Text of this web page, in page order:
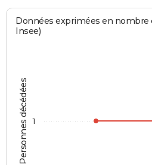
Personnes décédées
Données exprimées en nombre
Insee)
1